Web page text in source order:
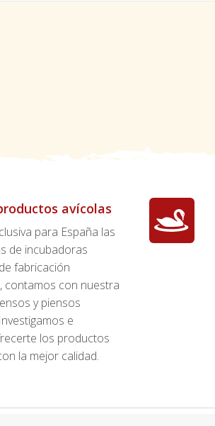
avícolas
para España las
de incubadoras
fabricación
contamos con nuestra
y piensos
e
los productos
la mejor calidad.